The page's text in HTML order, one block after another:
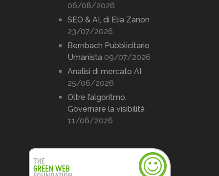
06/08/2026
SEO & AI, di Elia Zanon
23/07/2026
Bernbach Pubblicitario
Umanista 09/07/2026
Analisi di mercato AI
25/06/2026
Oltre l’algoritmo.
Governare la visibilità
11/06/2026